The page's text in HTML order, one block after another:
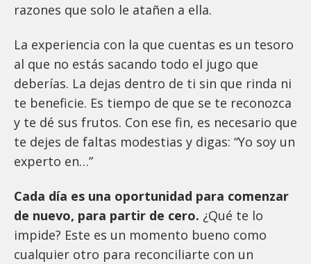
razones que solo le atañen a ella.
La experiencia con la que cuentas es un tesoro
al que no estás sacando todo el jugo que
deberías. La dejas dentro de ti sin que rinda ni
te beneficie. Es tiempo de que se te reconozca
y te dé sus frutos. Con ese fin, es necesario que
te dejes de faltas modestias y digas: “Yo soy un
experto en…”
Cada día es una oportunidad para comenzar
de nuevo, para partir de cero. ¿Qué te lo
impide? Este es un momento bueno como
cualquier otro para reconciliarte con un